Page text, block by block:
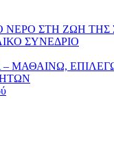
ΝΕΡΟ ΣΤΗ ΖΩΗ ΤΗΣ
ΣΥΝΕΔΡΙΟ
ΜΑΘΑΙΝΩ,